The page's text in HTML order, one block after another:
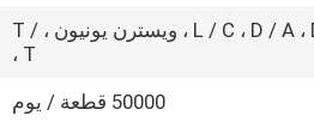
L / C ، D / A ، D / P ، ويسترن يونيون ، T /
T ،
50000 قطعة / يوم